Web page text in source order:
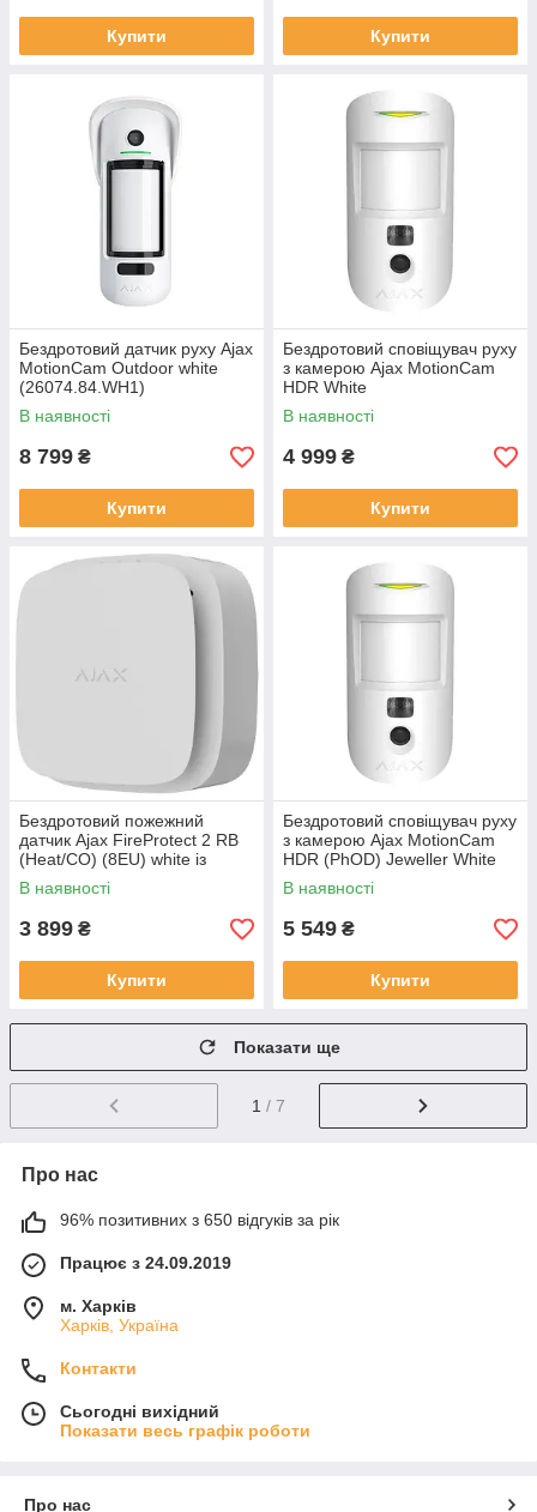
Купити Купити
Бездротовий датчик руху Ajax
MotionCam Outdoor white
(26074.84.WH1)
В наявності
8 799 ₴
Купити
Бездротовий сповіщувач руху
з камерою Ajax MotionCam
HDR White
В наявності
4 999 ₴
Купити
Бездротовий пожежний
датчик Ajax FireProtect 2 RB
(Heat/CO) (8EU) white із
сенсорами температури та
чадного
В наявності
3 899 ₴
Купити
Бездротовий сповіщувач руху
з камерою Ajax MotionCam
HDR (PhOD) Jeweller White
В наявності
5 549 ₴
Купити
Показати ще
1 / 7
Про нас
96% позитивних з 650 відгуків за рік
Працює з 24.09.2019
м. Харків
Харків, Україна
Контакти
Сьогодні вихідний
Показати весь графік роботи
Про нас